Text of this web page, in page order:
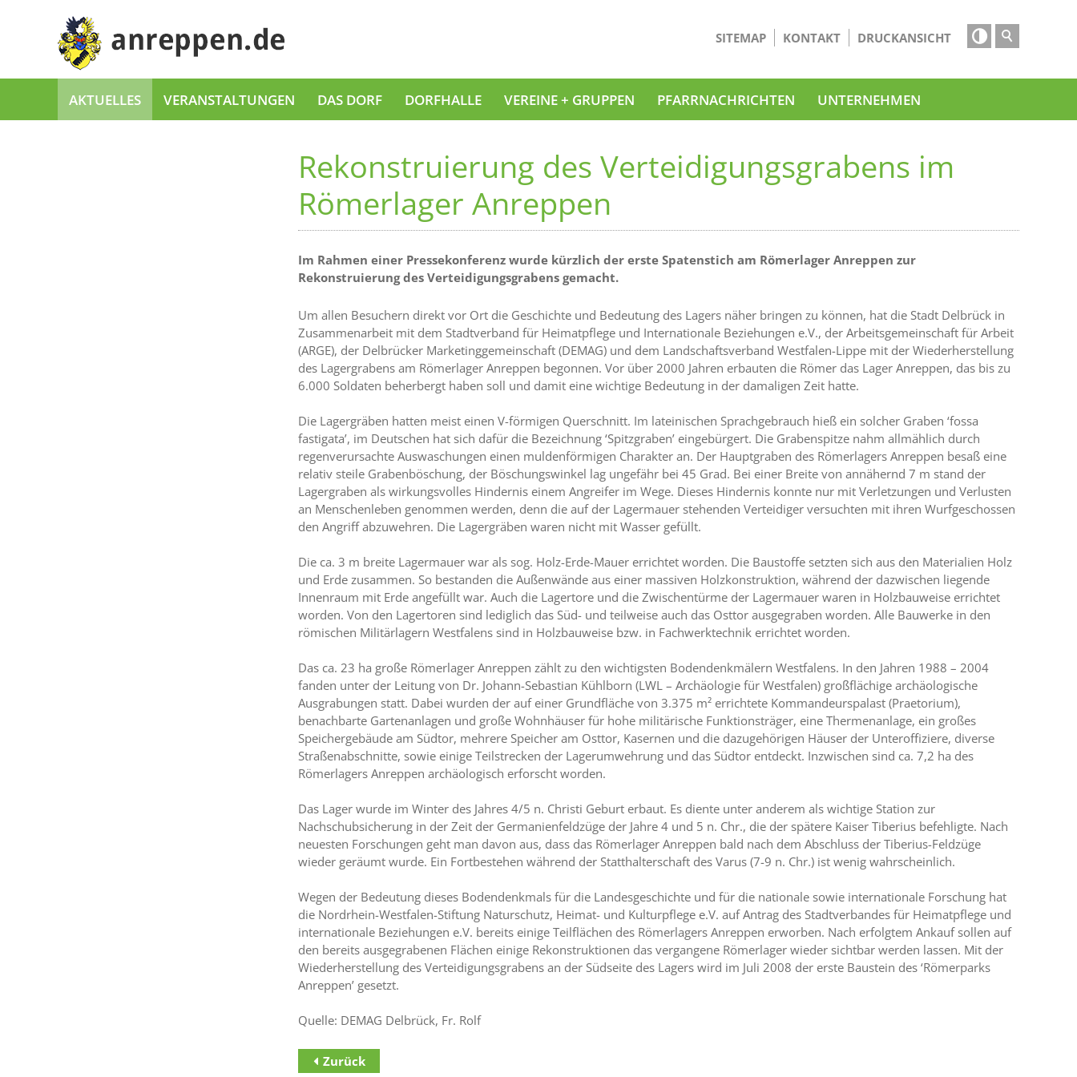

SITEMAP KONTAKT DRUCKANSICHT
AKTUELLES VERANSTALTUNGEN DAS DORF DORFHALLE VEREINE + GRUPPEN PFARRNACHRICHTEN UNTERNEHMEN
Rekonstruierung des Verteidigungsgrabens im
Römerlager Anreppen
Im Rahmen einer Pressekonferenz wurde kürzlich der erste Spatenstich am Römerlager Anreppen zur
Rekonstruierung des Verteidigungsgrabens gemacht.
Um allen Besuchern direkt vor Ort die Geschichte und Bedeutung des Lagers näher bringen zu können, hat die Stadt Delbrück in
Zusammenarbeit mit dem Stadtverband für Heimatpflege und Internationale Beziehungen e.V., der Arbeitsgemeinschaft für Arbeit
(ARGE), der Delbrücker Marketinggemeinschaft (DEMAG) und dem Landschaftsverband Westfalen-Lippe mit der Wiederherstellung
des Lagergrabens am Römerlager Anreppen begonnen. Vor über 2000 Jahren erbauten die Römer das Lager Anreppen, das bis zu
6.000 Soldaten beherbergt haben soll und damit eine wichtige Bedeutung in der damaligen Zeit hatte.
Die Lagergräben hatten meist einen V-förmigen Querschnitt. Im lateinischen Sprachgebrauch hieß ein solcher Graben ‘fossa
fastigata’, im Deutschen hat sich dafür die Bezeichnung ‘Spitzgraben’ eingebürgert. Die Grabenspitze nahm allmählich durch
regenverursachte Auswaschungen einen muldenförmigen Charakter an. Der Hauptgraben des Römerlagers Anreppen besaß eine
relativ steile Grabenböschung, der Böschungswinkel lag ungefähr bei 45 Grad. Bei einer Breite von annähernd 7 m stand der
Lagergraben als wirkungsvolles Hindernis einem Angreifer im Wege. Dieses Hindernis konnte nur mit Verletzungen und Verlusten
an Menschenleben genommen werden, denn die auf der Lagermauer stehenden Verteidiger versuchten mit ihren Wurfgeschossen
den Angriff abzuwehren. Die Lagergräben waren nicht mit Wasser gefüllt.
Die ca. 3 m breite Lagermauer war als sog. Holz-Erde-Mauer errichtet worden. Die Baustoffe setzten sich aus den Materialien Holz
und Erde zusammen. So bestanden die Außenwände aus einer massiven Holzkonstruktion, während der dazwischen liegende
Innenraum mit Erde angefüllt war. Auch die Lagertore und die Zwischentürme der Lagermauer waren in Holzbauweise errichtet
worden. Von den Lagertoren sind lediglich das Süd- und teilweise auch das Osttor ausgegraben worden. Alle Bauwerke in den
römischen Militärlagern Westfalens sind in Holzbauweise bzw. in Fachwerktechnik errichtet worden.
Das ca. 23 ha große Römerlager Anreppen zählt zu den wichtigsten Bodendenkmälern Westfalens. In den Jahren 1988 – 2004
fanden unter der Leitung von Dr. Johann-Sebastian Kühlborn (LWL – Archäologie für Westfalen) großflächige archäologische
Ausgrabungen statt. Dabei wurden der auf einer Grundfläche von 3.375 m² errichtete Kommandeurspalast (Praetorium),
benachbarte Gartenanlagen und große Wohnhäuser für hohe militärische Funktionsträger, eine Thermenanlage, ein großes
Speichergebäude am Südtor, mehrere Speicher am Osttor, Kasernen und die dazugehörigen Häuser der Unteroffiziere, diverse
Straßenabschnitte, sowie einige Teilstrecken der Lagerumwehrung und das Südtor entdeckt. Inzwischen sind ca. 7,2 ha des
Römerlagers Anreppen archäologisch erforscht worden.
Das Lager wurde im Winter des Jahres 4/5 n. Christi Geburt erbaut. Es diente unter anderem als wichtige Station zur
Nachschubsicherung in der Zeit der Germanienfeldzüge der Jahre 4 und 5 n. Chr., die der spätere Kaiser Tiberius befehligte. Nach
neuesten Forschungen geht man davon aus, dass das Römerlager Anreppen bald nach dem Abschluss der Tiberius-Feldzüge
wieder geräumt wurde. Ein Fortbestehen während der Statthalterschaft des Varus (7-9 n. Chr.) ist wenig wahrscheinlich.
Wegen der Bedeutung dieses Bodendenkmals für die Landesgeschichte und für die nationale sowie internationale Forschung hat
die Nordrhein-Westfalen-Stiftung Naturschutz, Heimat- und Kulturpflege e.V. auf Antrag des Stadtverbandes für Heimatpflege und
internationale Beziehungen e.V. bereits einige Teilflächen des Römerlagers Anreppen erworben. Nach erfolgtem Ankauf sollen auf
den bereits ausgegrabenen Flächen einige Rekonstruktionen das vergangene Römerlager wieder sichtbar werden lassen. Mit der
Wiederherstellung des Verteidigungsgrabens an der Südseite des Lagers wird im Juli 2008 der erste Baustein des ‘Römerparks
Anreppen’ gesetzt.
Quelle: DEMAG Delbrück, Fr. Rolf
Zurück